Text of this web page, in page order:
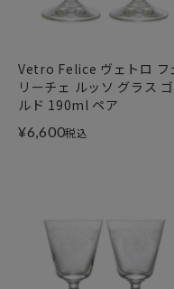
Vetro Felice ヴェトロ フ
リーチェ ルッソ グラス
ルド 190ml ペア
¥6,600税込